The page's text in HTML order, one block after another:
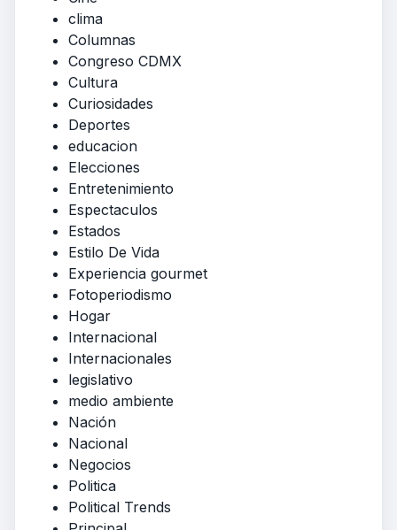
clima
Columnas
Congreso CDMX
Cultura
Curiosidades
Deportes
educacion
Elecciones
Entretenimiento
Espectaculos
Estados
Estilo De Vida
Experiencia gourmet
Fotoperiodismo
Hogar
Internacional
Internacionales
legislativo
medio ambiente
Nación
Nacional
Negocios
Politica
Political Trends